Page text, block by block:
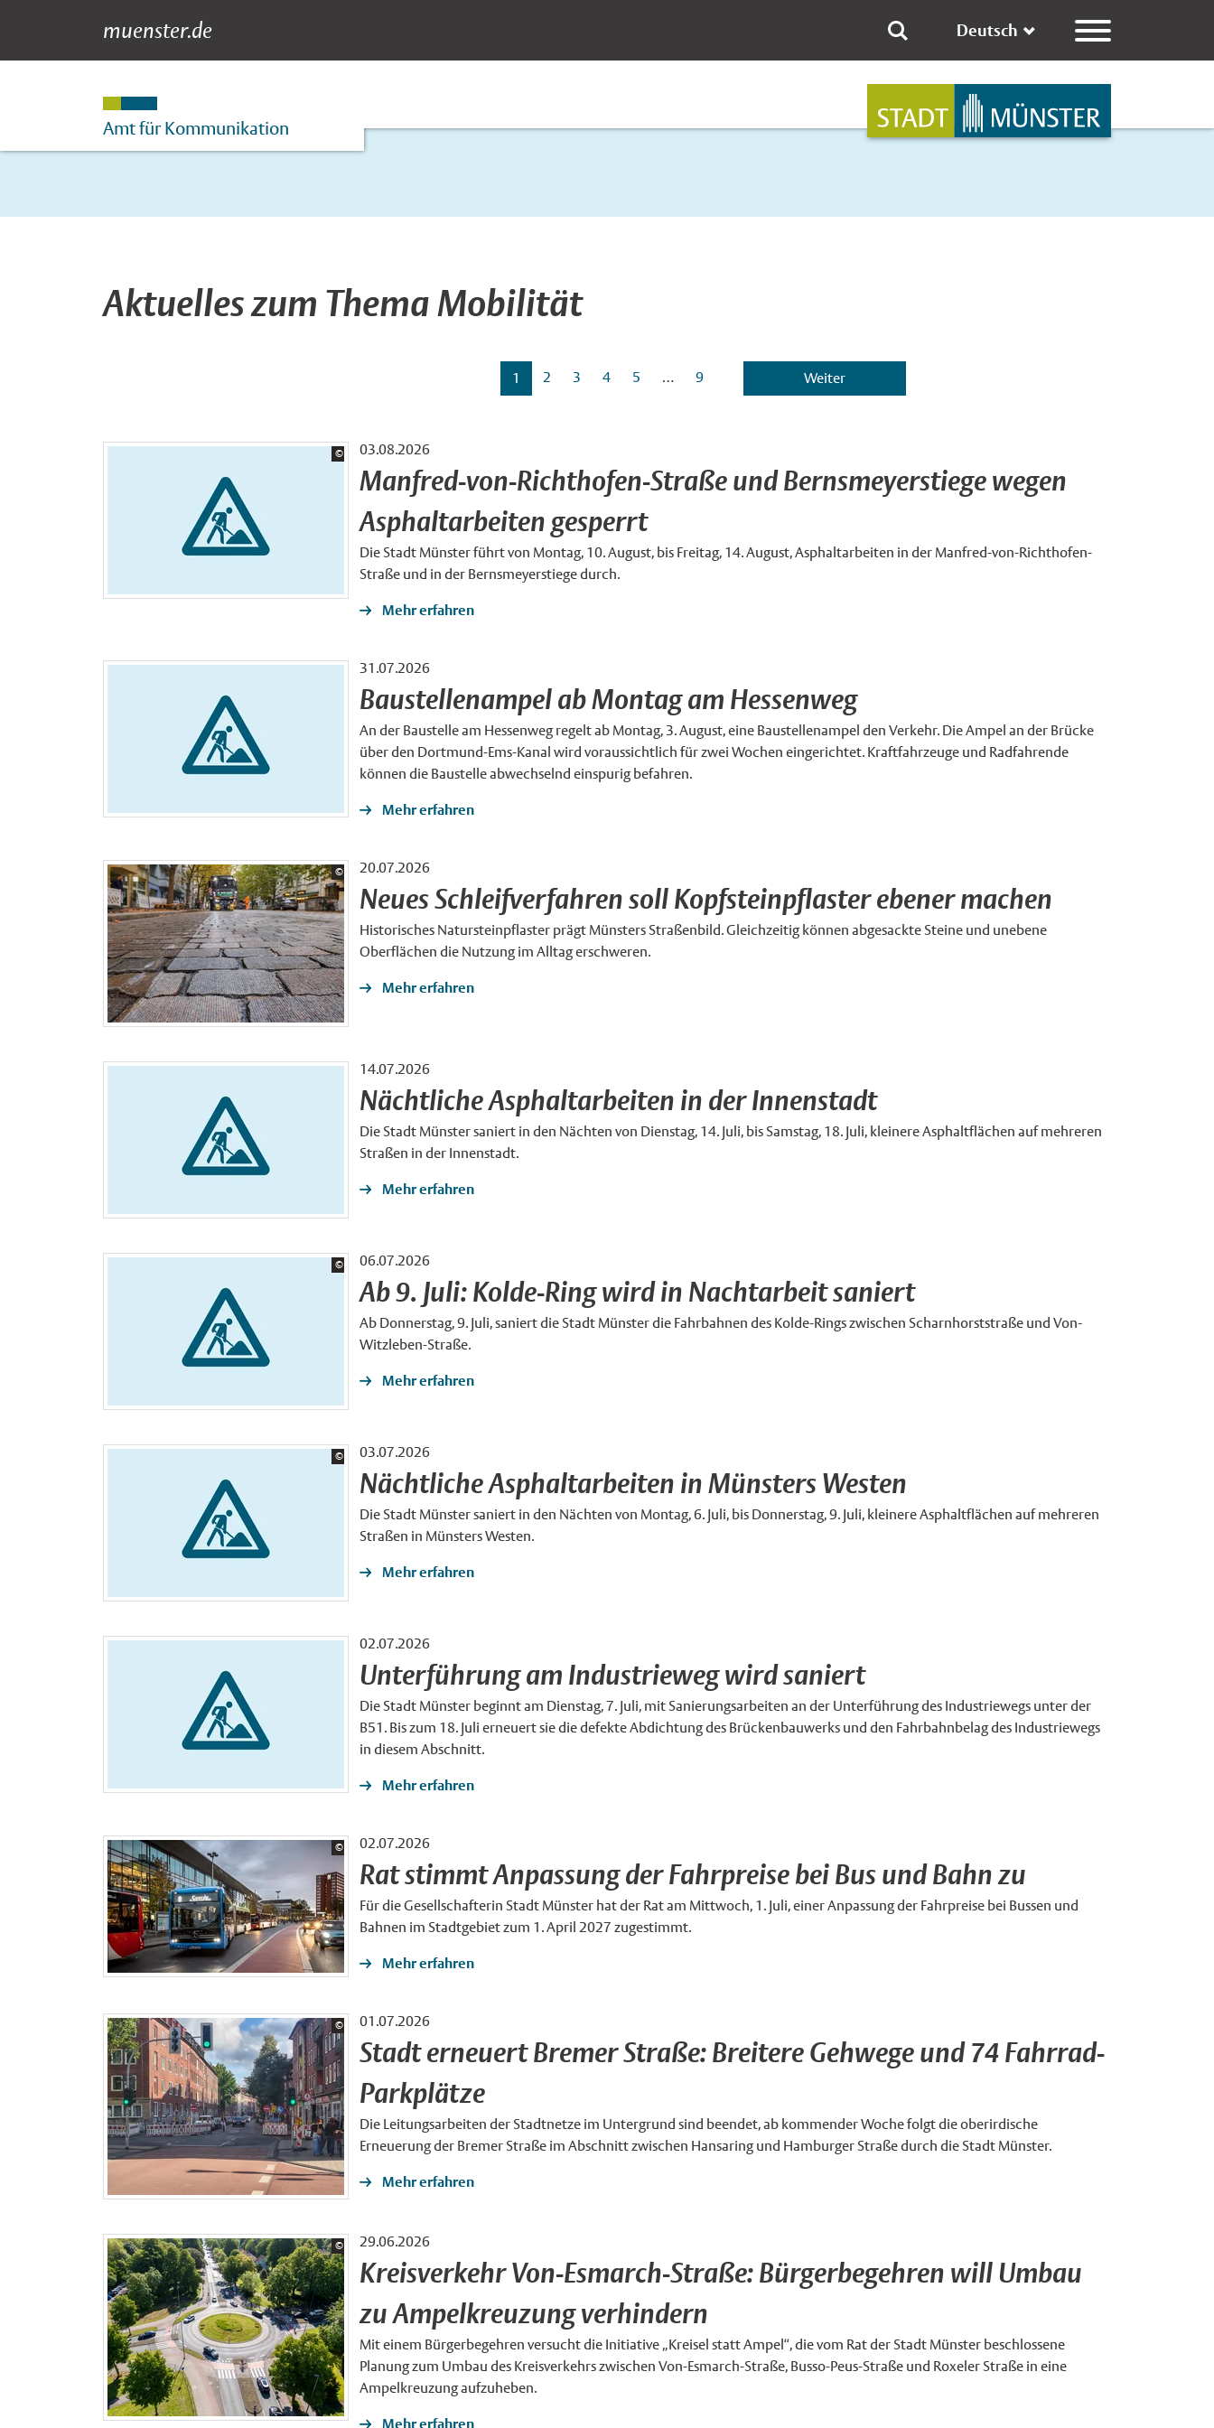
News-Übersicht Mobilität
muenster.de Deutsch
Amt für Kommunikation
Aktuelles zum Thema Mobilität
1 2 3 4 5 … 9 Weiter
© Bildrechte:
Stadt Münster×
03.08.2026
Manfred-von-Richthofen-Straße und Bernsmeyerstiege wegen
Asphaltarbeiten gesperrt
Die Stadt Münster führt von Montag, 10. August, bis Freitag, 14. August, Asphaltarbeiten in der Manfred-von-Richthofen-
Straße und in der Bernsmeyerstiege durch.
Mehr erfahren
31.07.2026
Baustellenampel ab Montag am Hessenweg
An der Baustelle am Hessenweg regelt ab Montag, 3. August, eine Baustellenampel den Verkehr. Die Ampel an der Brücke
über den Dortmund-Ems-Kanal wird voraussichtlich für zwei Wochen eingerichtet. Kraftfahrzeuge und Radfahrende
können die Baustelle abwechselnd einspurig befahren.
Mehr erfahren
© Bildrechte:
Fräsdienst E. Feind×
20.07.2026
Neues Schleifverfahren soll Kopfsteinpflaster ebener machen
Historisches Natursteinpflaster prägt Münsters Straßenbild. Gleichzeitig können abgesackte Steine und unebene
Oberflächen die Nutzung im Alltag erschweren.
Mehr erfahren
14.07.2026
Nächtliche Asphaltarbeiten in der Innenstadt
Die Stadt Münster saniert in den Nächten von Dienstag, 14. Juli, bis Samstag, 18. Juli, kleinere Asphaltflächen auf mehreren
Straßen in der Innenstadt.
Mehr erfahren
© Bildrechte:
Stadt Münster×
06.07.2026
Ab 9. Juli: Kolde-Ring wird in Nachtarbeit saniert
Ab Donnerstag, 9. Juli, saniert die Stadt Münster die Fahrbahnen des Kolde-Rings zwischen Scharnhorststraße und Von-
Witzleben-Straße.
Mehr erfahren
© Bildrechte:
Stadt Münster×
03.07.2026
Nächtliche Asphaltarbeiten in Münsters Westen
Die Stadt Münster saniert in den Nächten von Montag, 6. Juli, bis Donnerstag, 9. Juli, kleinere Asphaltflächen auf mehreren
Straßen in Münsters Westen.
Mehr erfahren
02.07.2026
Unterführung am Industrieweg wird saniert
Die Stadt Münster beginnt am Dienstag, 7. Juli, mit Sanierungsarbeiten an der Unterführung des Industriewegs unter der
B51. Bis zum 18. Juli erneuert sie die defekte Abdichtung des Brückenbauwerks und den Fahrbahnbelag des Industriewegs
in diesem Abschnitt.
Mehr erfahren
© Bildrechte:
Stadtwerke Münster / Peter Leßmann
02.07.2026
Rat stimmt Anpassung der Fahrpreise bei Bus und Bahn zu
Für die Gesellschafterin Stadt Münster hat der Rat am Mittwoch, 1. Juli, einer Anpassung der Fahrpreise bei Bussen und
Bahnen im Stadtgebiet zum 1. April 2027 zugestimmt.
Mehr erfahren
© Bildrechte:
Stadt Münster×
01.07.2026
Stadt erneuert Bremer Straße: Breitere Gehwege und 74 Fahrrad-
Parkplätze
Die Leitungsarbeiten der Stadtnetze im Untergrund sind beendet, ab kommender Woche folgt die oberirdische
Erneuerung der Bremer Straße im Abschnitt zwischen Hansaring und Hamburger Straße durch die Stadt Münster.
Mehr erfahren
© Bildrechte:
Stadt Münster / MünsterView
29.06.2026
Kreisverkehr Von-Esmarch-Straße: Bürgerbegehren will Umbau
zu Ampelkreuzung verhindern
Mit einem Bürgerbegehren versucht die Initiative „Kreisel statt Ampel“, die vom Rat der Stadt Münster beschlossene
Planung zum Umbau des Kreisverkehrs zwischen Von-Esmarch-Straße, Busso-Peus-Straße und Roxeler Straße in eine
Ampelkreuzung aufzuheben.
Mehr erfahren